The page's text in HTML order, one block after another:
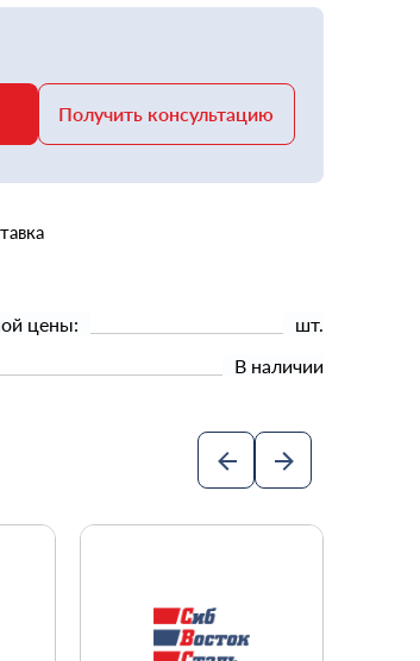
Получить консультацию
цены:
шт.
В наличии